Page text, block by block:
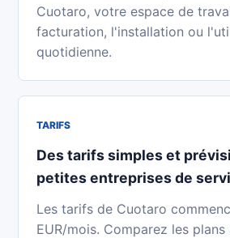
Cuotaro, votre espace de
facturation, l'installation ou
quotidienne.
TARIFS
Des tarifs simples et
petites entreprises de
Les tarifs de Cuotaro
EUR/mois. Comparez les plans